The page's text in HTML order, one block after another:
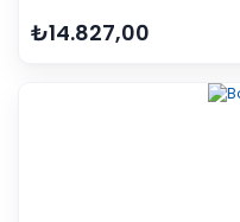
₺14.827,00